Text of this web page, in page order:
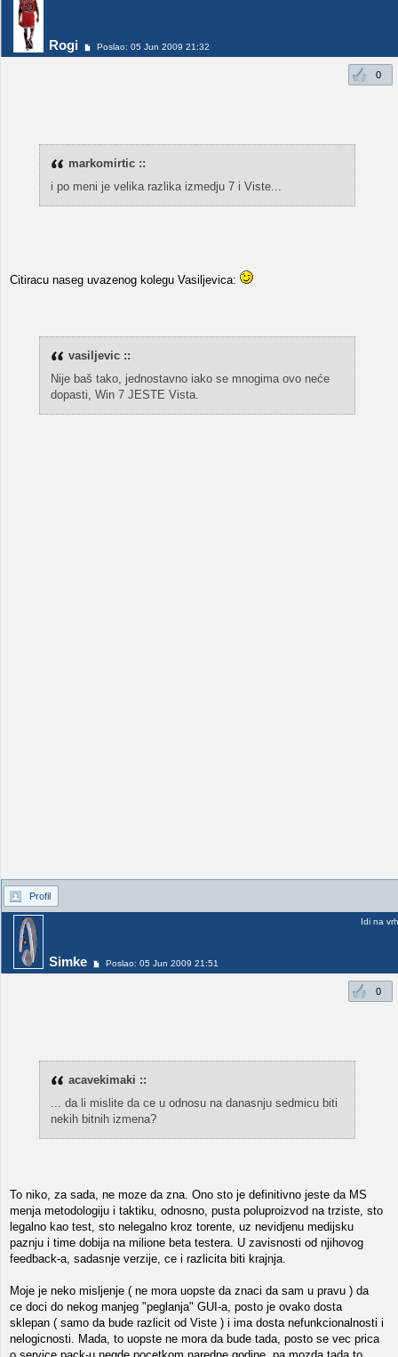
Rogi Poslao: 05 Jun 2009 21:32
0
markomirtic ::
i po meni je velika razlika izmedju 7 i Viste...
Citiracu naseg uvazenog kolegu Vasiljevica:
vasiljevic ::
Nije baš tako, jednostavno iako se mnogima ovo neće
dopasti, Win 7 JESTE Vista.
Profil
Simke Poslao: 05 Jun 2009 21:51
Idi na vrh
0
acavekimaki ::
... da li mislite da ce u odnosu na danasnju sedmicu biti
nekih bitnih izmena?
To niko, za sada, ne moze da zna. Ono sto je definitivno jeste da MS
menja metodologiju i taktiku, odnosno, pusta poluproizvod na trziste, sto
legalno kao test, sto nelegalno kroz torente, uz nevidjenu medijsku
paznju i time dobija na milione beta testera. U zavisnosti od njihovog
feedback-a, sadasnje verzije, ce i razlicita biti krajnja.
Moje je neko misljenje ( ne mora uopste da znaci da sam u pravu ) da
ce doci do nekog manjeg "peglanja" GUI-a, posto je ovako dosta
sklepan ( samo da bude razlicit od Viste ) i ima dosta nefunkcionalnosti i
nelogicnosti. Mada, to uopste ne mora da bude tada, posto se vec prica